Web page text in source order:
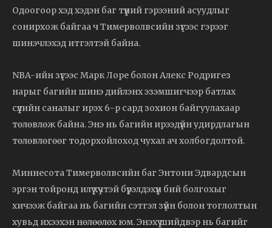
Одоогоор хэд хэдэн баг түүний гэрээний асуудлыг
сонирхож байгаа ч Тимерволвсийн зүгээс гэрээг
шинэчлэхэд итгэлтэй байна.
NBA-ийн зүгээс Марк Лоре болон Алекс Родригез
нарыг багийн шинэ дийлэнх эзэмшигчээр батлах
сүүлийн саналыг ирэх 6-р сард зохион байгуулахаар
төлөвлөж байна. Энэ нь багийн ирээдүйн удирдлагын
төлөвлөгөөг тодорхойлоход чухал ач холбогдолтой.
Миннесота Тимерволвсийн баг Энтони Эдвардсын
эргэн тойронд илүү хүчтэй бүрэлдэхүүн бий болгохыг
хичээж байгаа нь багийн сэтгэл зүйн болон тоглолтын
хувьд ихээхэн нөлөөлөх юм. Энэхүү шийдвэр нь багийг